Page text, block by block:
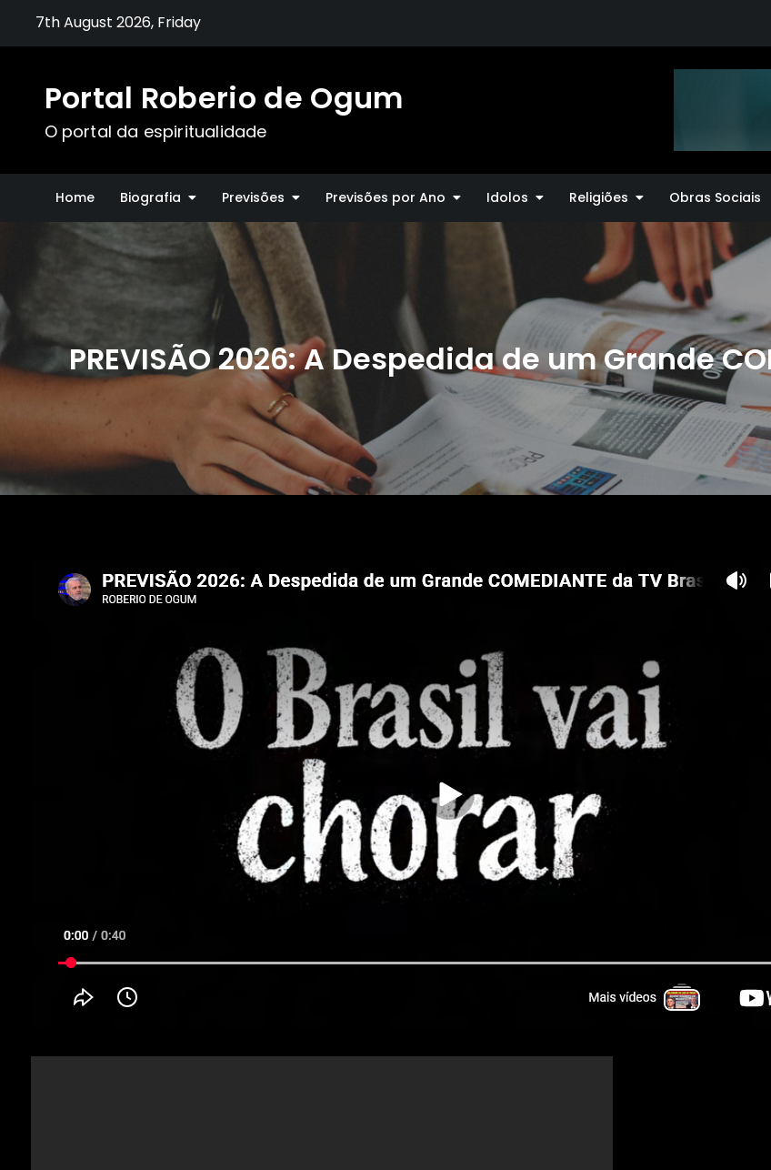
7th August 2026, Friday
Portal Roberio de Ogum
O portal da espiritualidade
Home Biografia Previsões Previsões por Ano Idolos Religiões Obras Sociais
PREVISÃO 2026: A Despedida de um Grande